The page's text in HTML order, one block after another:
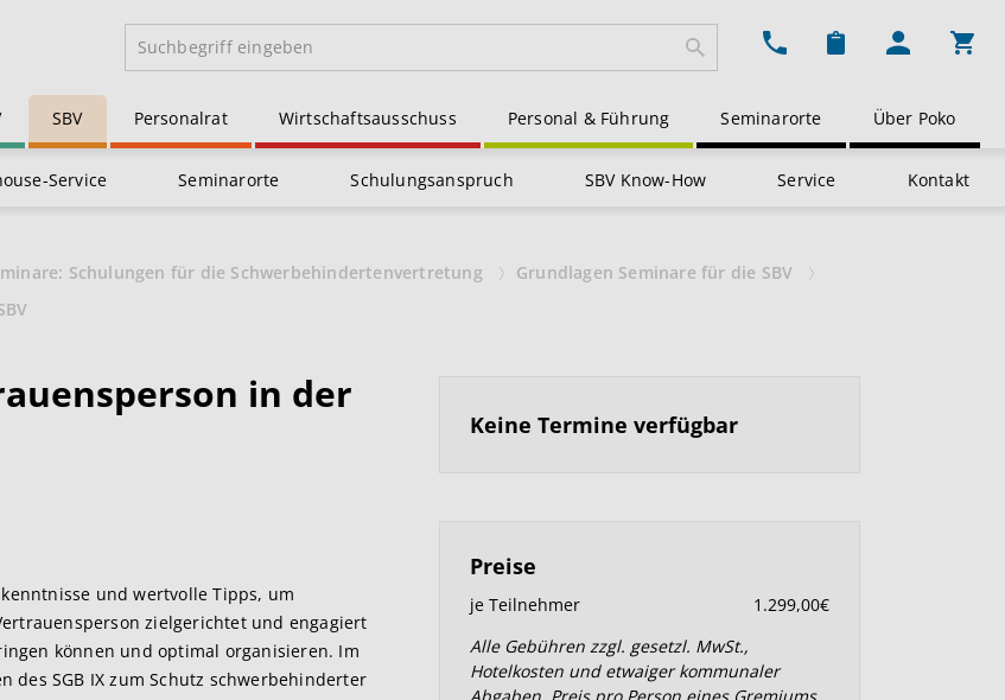
SBV Personalrat Wirtschaftsausschuss Personal & Führung Seminarorte Über Poko
Service Seminarorte Schulungsanspruch SBV Know-How Service Kontakt
Schulungen für die Schwerbehindertenvertretung
Grundlagen Seminare für die SBV
in der
und wertvolle Tipps, um
zielgerichtet und engagiert
können und optimal organisieren. Im
des SGB IX zum Schutz schwerbehinderter
Keine Termine verfügbar
Preise
je Teilnehmer
1.299,00€
Alle Gebühren zzgl. gesetzl. MwSt.,
Hotelkosten und etwaiger kommunaler